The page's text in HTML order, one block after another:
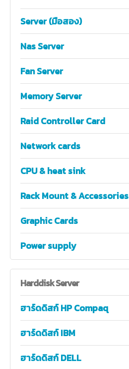
Server (มือสอง)
Nas Server
Fan Server
Memory Server
Raid Controller Card
Network cards
CPU & heat sink
Rack Mount & Accessories
Graphic Cards
Power supply
HarddiskServer
ฮาร์ดดิสก์ HP Compaq
ฮาร์ดดิสก์ IBM
ฮาร์ดดิสก์ DELL